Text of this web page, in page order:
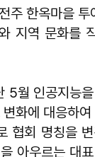
주 한옥마을
지역 문화를
5월 인공지능을
화에 대응하여
협회 명칭을
아우르는 대